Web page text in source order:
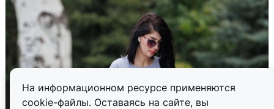
На информационном ресурсе применяются
cookie-файлы. Оставаясь на сайте, вы